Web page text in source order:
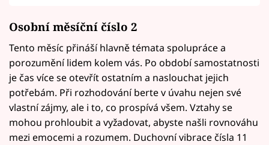
Osobní měsíční číslo 2
Tento měsíc přináší hlavně témata spolupráce a
porozumění lidem kolem vás. Po období samostatnosti
je čas více se otevřít ostatním a naslouchat jejich
potřebám. Při rozhodování berte v úvahu nejen své
vlastní zájmy, ale i to, co prospívá všem. Vztahy se
mohou prohloubit a vyžadovat, abyste našli rovnováhu
mezi emocemi a rozumem. Duchovní vibrace čísla 11